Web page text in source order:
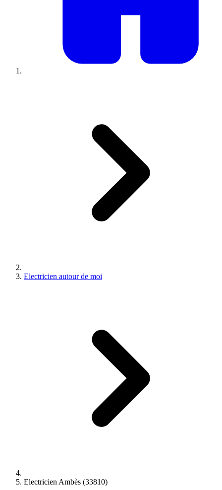
Electricien autour de moi
Electricien Ambès (33810)